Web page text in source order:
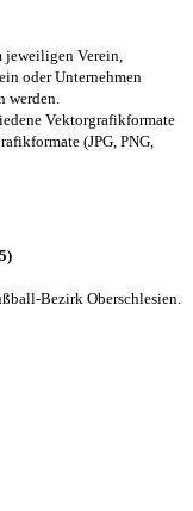
Verein,
oder Unternehmen
werden.
Vektorgrafikformate
(JPG, PNG,
Bezirk Oberschlesien.